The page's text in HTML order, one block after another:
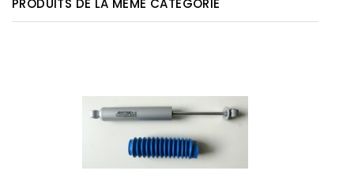
PRODUITS DE LA MÊME CATÉGORIE